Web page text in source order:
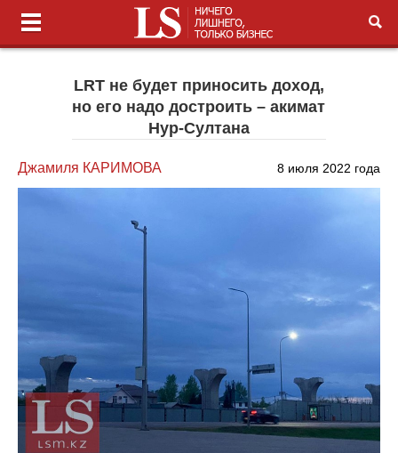
LRT не будет приносить доход,
но его надо достроить – акимат
Нур-Султана
Джамиля КАРИМОВА 8 июля 2022 года